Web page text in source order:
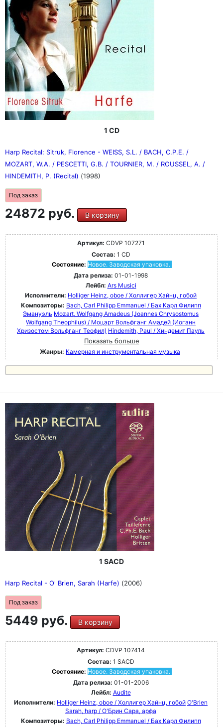
1 CD
Harp Recital: Sitruk, Florence - WEISS, S.L. / BACH, C.P.E. /
MOZART, W.A. / PESCETTI, G.B. / TOURNIER, M. / ROUSSEL, A. /
HINDEMITH, P. (Recital) (1998)
Под заказ
24872 руб. В корзину
Артикул: CDVP 107271
Состав: 1 CD
Состояние: Новое. Заводская упаковка.
Дата релиза: 01-01-1998
Лейбл: Ars Musici
Исполнители: Holliger Heinz, oboe / Холлигер Хайнц, гобой
Композиторы: Bach, Carl Philipp Emmanuel / Бах Карл Филипп
Эмануэль Mozart, Wolfgang Amadeus (Joannes Chrysostomus
Wolfgang Theophilus) / Моцарт Вольфганг Амадей (Иоганн
Хризостом Вольфганг Теофил) Hindemith, Paul / Хиндемит Пауль
Показать больше
Жанры: Камерная и инструментальная музыка
1 SACD
Harp Recital - O' Brien, Sarah (Harfe) (2006)
Под заказ
5449 руб. В корзину
Артикул: CDVP 107414
Состав: 1 SACD
Состояние: Новое. Заводская упаковка.
Дата релиза: 01-01-2006
Лейбл: Audite
Исполнители: Holliger Heinz, oboe / Холлигер Хайнц, гобой O'Brien
Sarah, harp / О'Брин Сара, арфа
Композиторы: Bach, Carl Philipp Emmanuel / Бах Карл Филипп